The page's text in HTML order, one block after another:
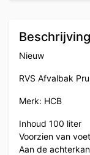
Beschrijving
Nieuw
RVS Afvalbak
Merk: HCB
Inhoud 100 liter
Voorzien van
Aan de